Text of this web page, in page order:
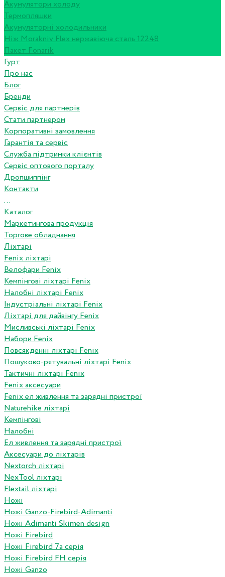
Акумулятори холоду
Термопляшки
Акумуляторні холодильники
Ніж Morakniv Flex нержавіюча сталь 12248
Пакет Fonarik
Гурт
Про нас
Блог
Бренди
Сервіс для партнерів
Стати партнером
Корпоративні замовлення
Гарантія та сервіс
Служба підтримки клієнтів
Сервіс оптового порталу
Дропшиппінг
Контакти
...
Каталог
Маркетингова продукція
Торгове обладнання
Ліхтарі
Fenix ліхтарі
Велофари Fenix
Кемпінгові ліхтарі Fenix
Налобні ліхтарі Fenix
Індустріальні ліхтарі Fenix
Ліхтарі для дайвінгу Fenix
Мисливські ліхтарі Fenix
Набори Fenix
Повсякденні ліхтарі Fenix
Пошуково-рятувальні ліхтарі Fenix
Тактичні ліхтарі Fenix
Fenix аксесуари
Fenix ел живлення та зарядні пристрої
Naturehike ліхтарі
Кемпінгові
Налобні
Ел живлення та зарядні пристрої
Аксесуари до ліхтарів
Nextorch ліхтарі
NexTool ліхтарі
Flextail ліхтарі
Ножі
Ножі Ganzo-Firebird-Adimanti
Ножі Adimanti Skimen design
Ножі Firebird
Ножі Firebird 7а серія
Ножі Firebird FH серія
Ножі Ganzo